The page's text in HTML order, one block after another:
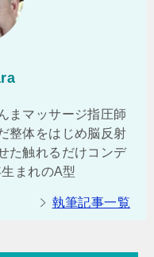
まマッサージ指圧師
整体をはじめ脳反射
た触れるだけコンデ
まれのA型
執筆記事一覧